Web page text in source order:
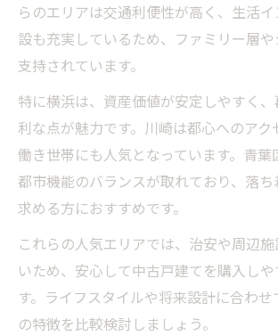
らのエリアは交通利便性が高く、生活
設も充実しているため、ファミリー層
支持されています。
特に横浜は、資産価値が安定しやすく
利な点が魅力です。川崎は都心へのア
働き世帯にも人気となっています。青葉
都市機能のバランスが取れており、落
求める方におすすめです。
これらの人気エリアでは、治安や周辺
いため、安心して中古戸建てを購入し
す。ライフスタイルや将来設計に合わせ
の特徴を比較検討しましょう。